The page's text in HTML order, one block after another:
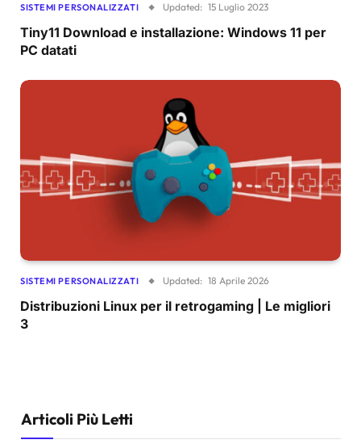
SISTEMI PERSONALIZZATI Updated: 15 Luglio 2023
Tiny11 Download e installazione: Windows 11 per
PC datati
SISTEMI PERSONALIZZATI Updated: 18 Aprile 2026
Distribuzioni Linux per il retrogaming | Le migliori
3
Articoli Più Letti